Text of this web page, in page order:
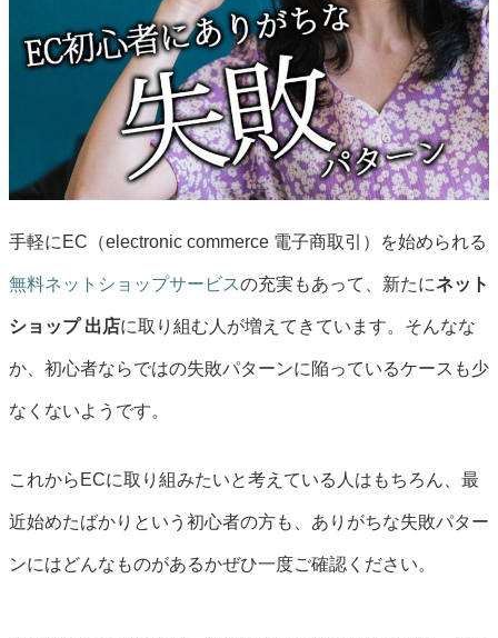
手軽にEC（electronic commerce 電子商取引）を始められる
無料ネットショップサービスの充実もあって、新たにネット
ショップ 出店に取り組む人が増えてきています。そんなな
か、初心者ならではの失敗パターンに陥っているケースも少
なくないようです。
これからECに取り組みたいと考えている人はもちろん、最
近始めたばかりという初心者の方も、ありがちな失敗パター
ンにはどんなものがあるかぜひ一度ご確認ください。